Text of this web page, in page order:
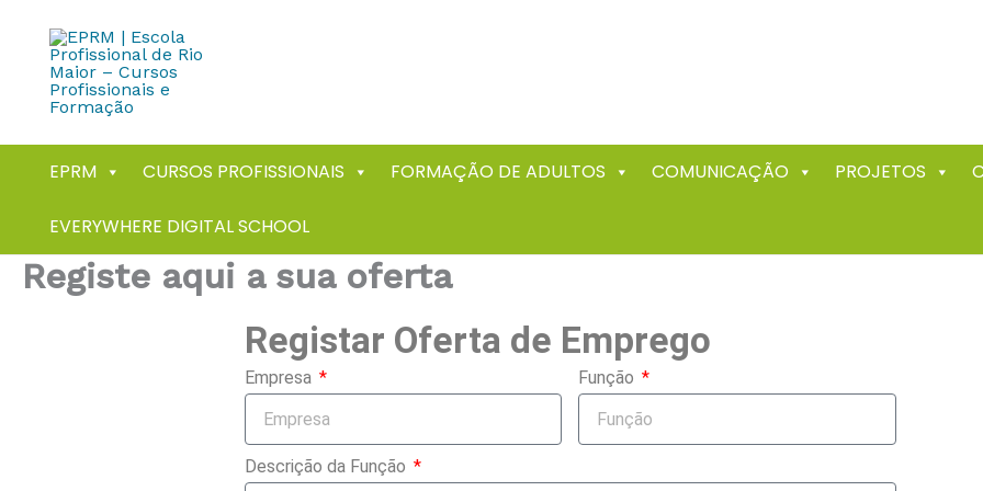
content
EPRM CURSOS PROFISSIONAIS FORMAÇÃO DE ADULTOS COMUNICAÇÃO PROJETOS
EVERYWHERE DIGITAL SCHOOL
Registe aqui a sua oferta
Registar Oferta de Emprego
Empresa Função
Descrição da Função